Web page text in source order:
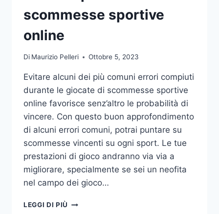
scommesse sportive
online
Di Maurizio Pelleri Ottobre 5, 2023
Evitare alcuni dei più comuni errori compiuti
durante le giocate di scommesse sportive
online favorisce senz’altro le probabilità di
vincere. Con questo buon approfondimento
di alcuni errori comuni, potrai puntare su
scommesse vincenti su ogni sport. Le tue
prestazioni di gioco andranno via via a
migliorare, specialmente se sei un neofita
nel campo dei gioco…
LEGGI DI PIÙ GLI